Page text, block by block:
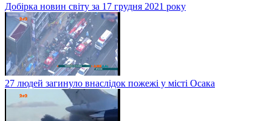
Добірка новин світу за 17 грудня 2021 року
27 людей загинуло внаслідок пожежі у місті Осака